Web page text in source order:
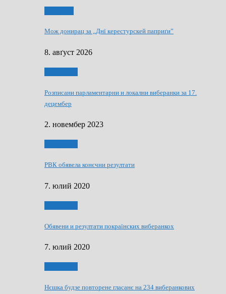
Мож донирац за „Днї керестурскей паприґи”
8. авґуст 2026
Розписани парламентарни и локални виберанки за 17.
децембер
2. новембер 2023
РВК обявела конєчни резултати
7. юлий 2020
Обявени и резултати покраїнских виберанкох
7. юлий 2020
Нєшка будзе повторене гласанє на 234 виберанкових